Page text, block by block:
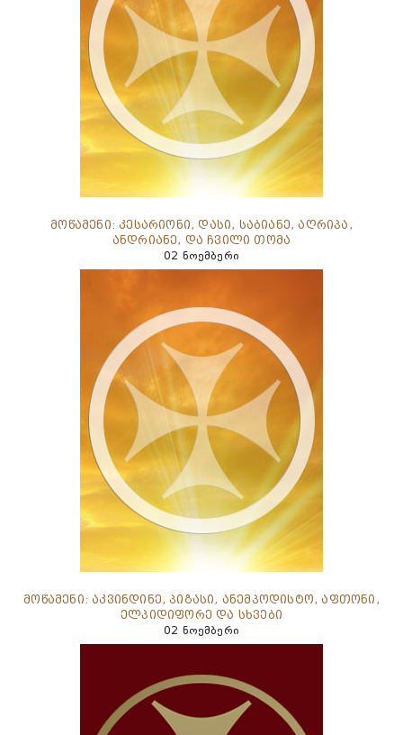
მოწამენი: კესარიონი, დასი, საბიანე, აღრიპა,
ანდრიანე, და ჩვილი თომა
02 ნოემბერი
მოწამენი: აკვინდინე, პიგასი, ანემპოდისტო, აფთონი,
ელპიდიფორე და სხვები
02 ნოემბერი